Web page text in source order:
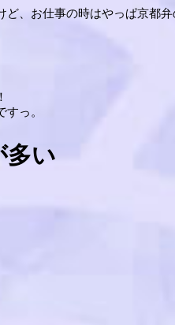
、お仕事の時はやっぱ京都
っ。
多い